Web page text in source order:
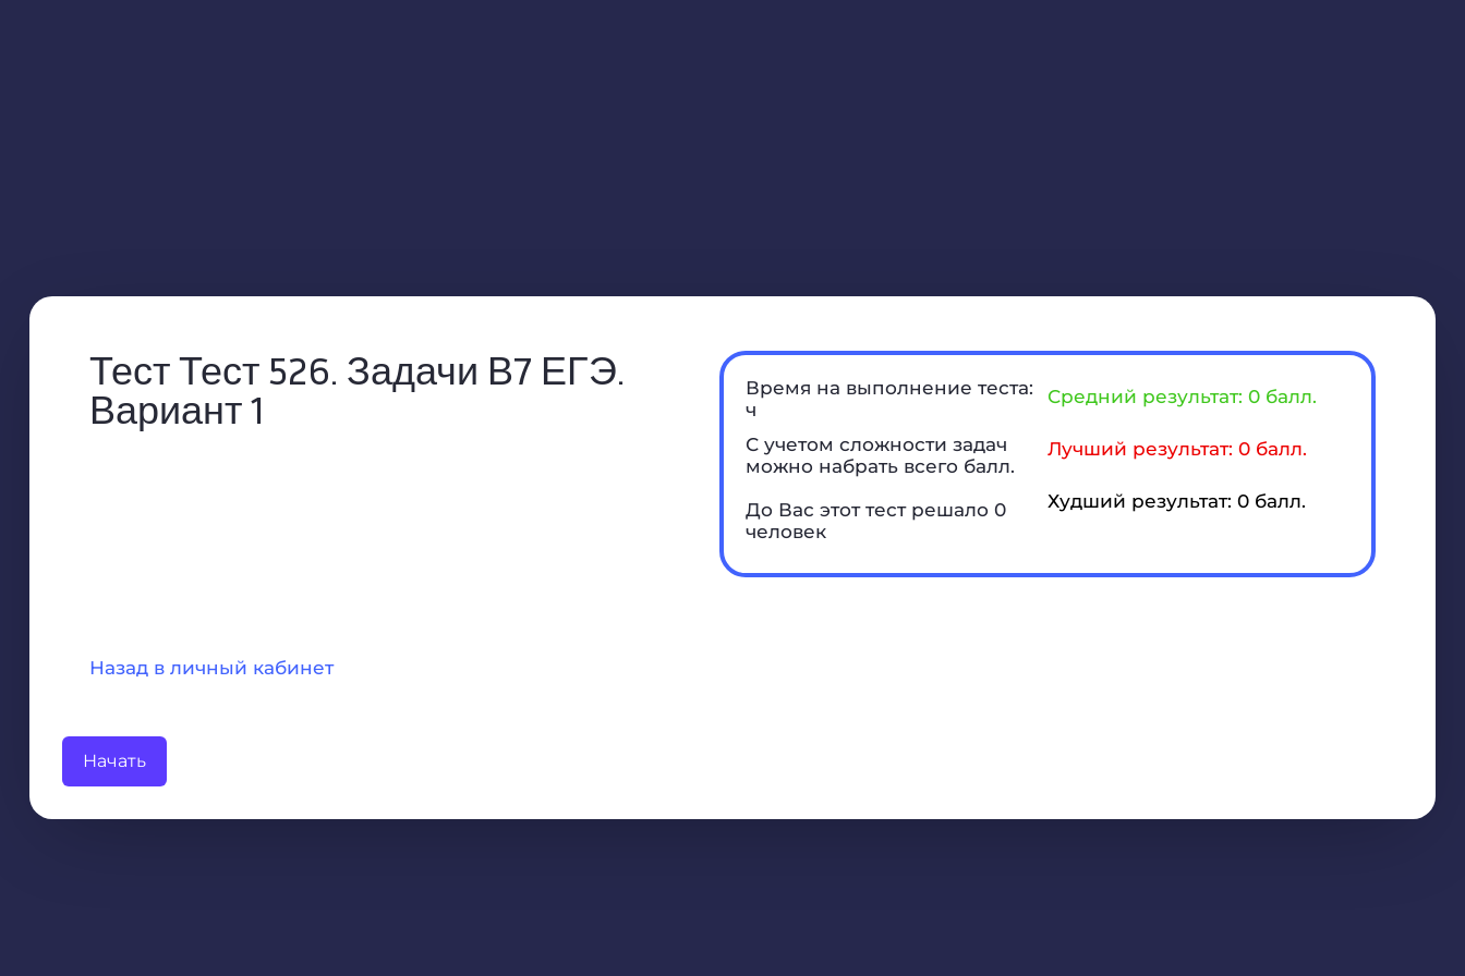
Тест Тест 526. Задачи В7 ЕГЭ.
Вариант 1
Время на выполнение теста:
ч
С учетом сложности задач
можно набрать всего балл.
До Вас этот тест решало 0
человек
Средний результат: 0 балл.
Лучший результат: 0 балл.
Худший результат: 0 балл.
Назад в личный кабинет
Начать